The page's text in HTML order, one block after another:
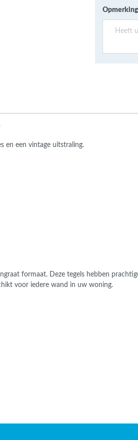
Opmerking
en een vintage uitstraling.
formaat. Deze tegels hebben
voor iedere wand in uw woning.